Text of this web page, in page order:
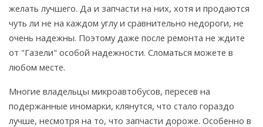
желать лучшего. Да и запчасти на них, хотя и продаются
чуть ли не на каждом углу и сравнительно недороги, не
очень надежны. Поэтому даже после ремонта не ждите
от "Газели" особой надежности. Сломаться можете в
любом месте.
Многие владельцы микроавтобусов, пересев на
подержанные иномарки, клянутся, что стало гораздо
лучше, несмотря на то, что запчасти дороже. Особенно в